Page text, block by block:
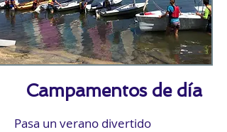
Campamentos de día
Pasa un verano divertido